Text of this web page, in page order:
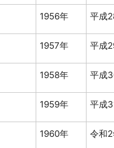
1956年 平成
1957年 平成
1958年 平成
1959年 平成
1960年 令和